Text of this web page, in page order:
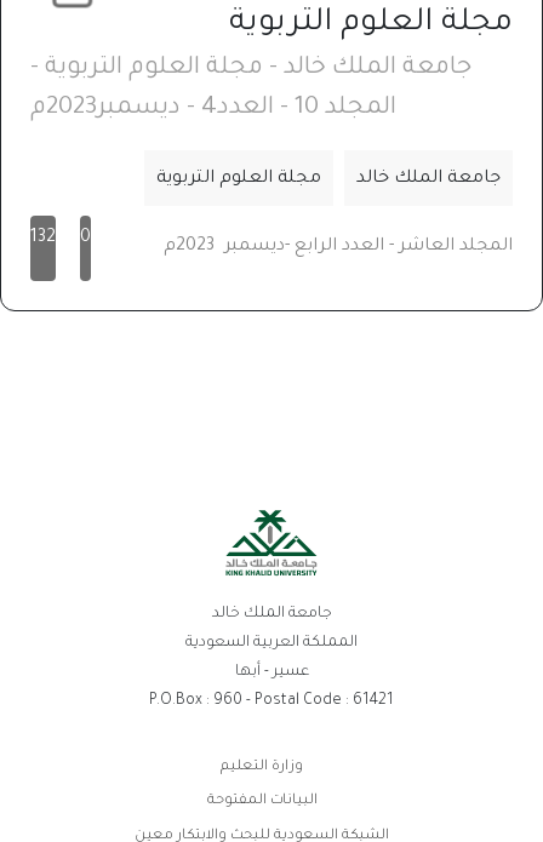
مجلة العلوم التربوية
جامعة الملك خالد - مجلة العلوم التربوية -
المجلد 10 - العدد4 - ديسمبر2023م
جامعة الملك خالد مجلة العلوم التربوية
المجلد العاشر - العدد الرابع -ديسمبر 2023م 0
132
جامعة الملك خالد
المملكة العربية السعودية
عسير - أبها
P.O.Box : 960 - Postal Code : 61421
وزارة التعليم
البيانات المفتوحة
الشبكة السعودية للبحث والابتكار معين